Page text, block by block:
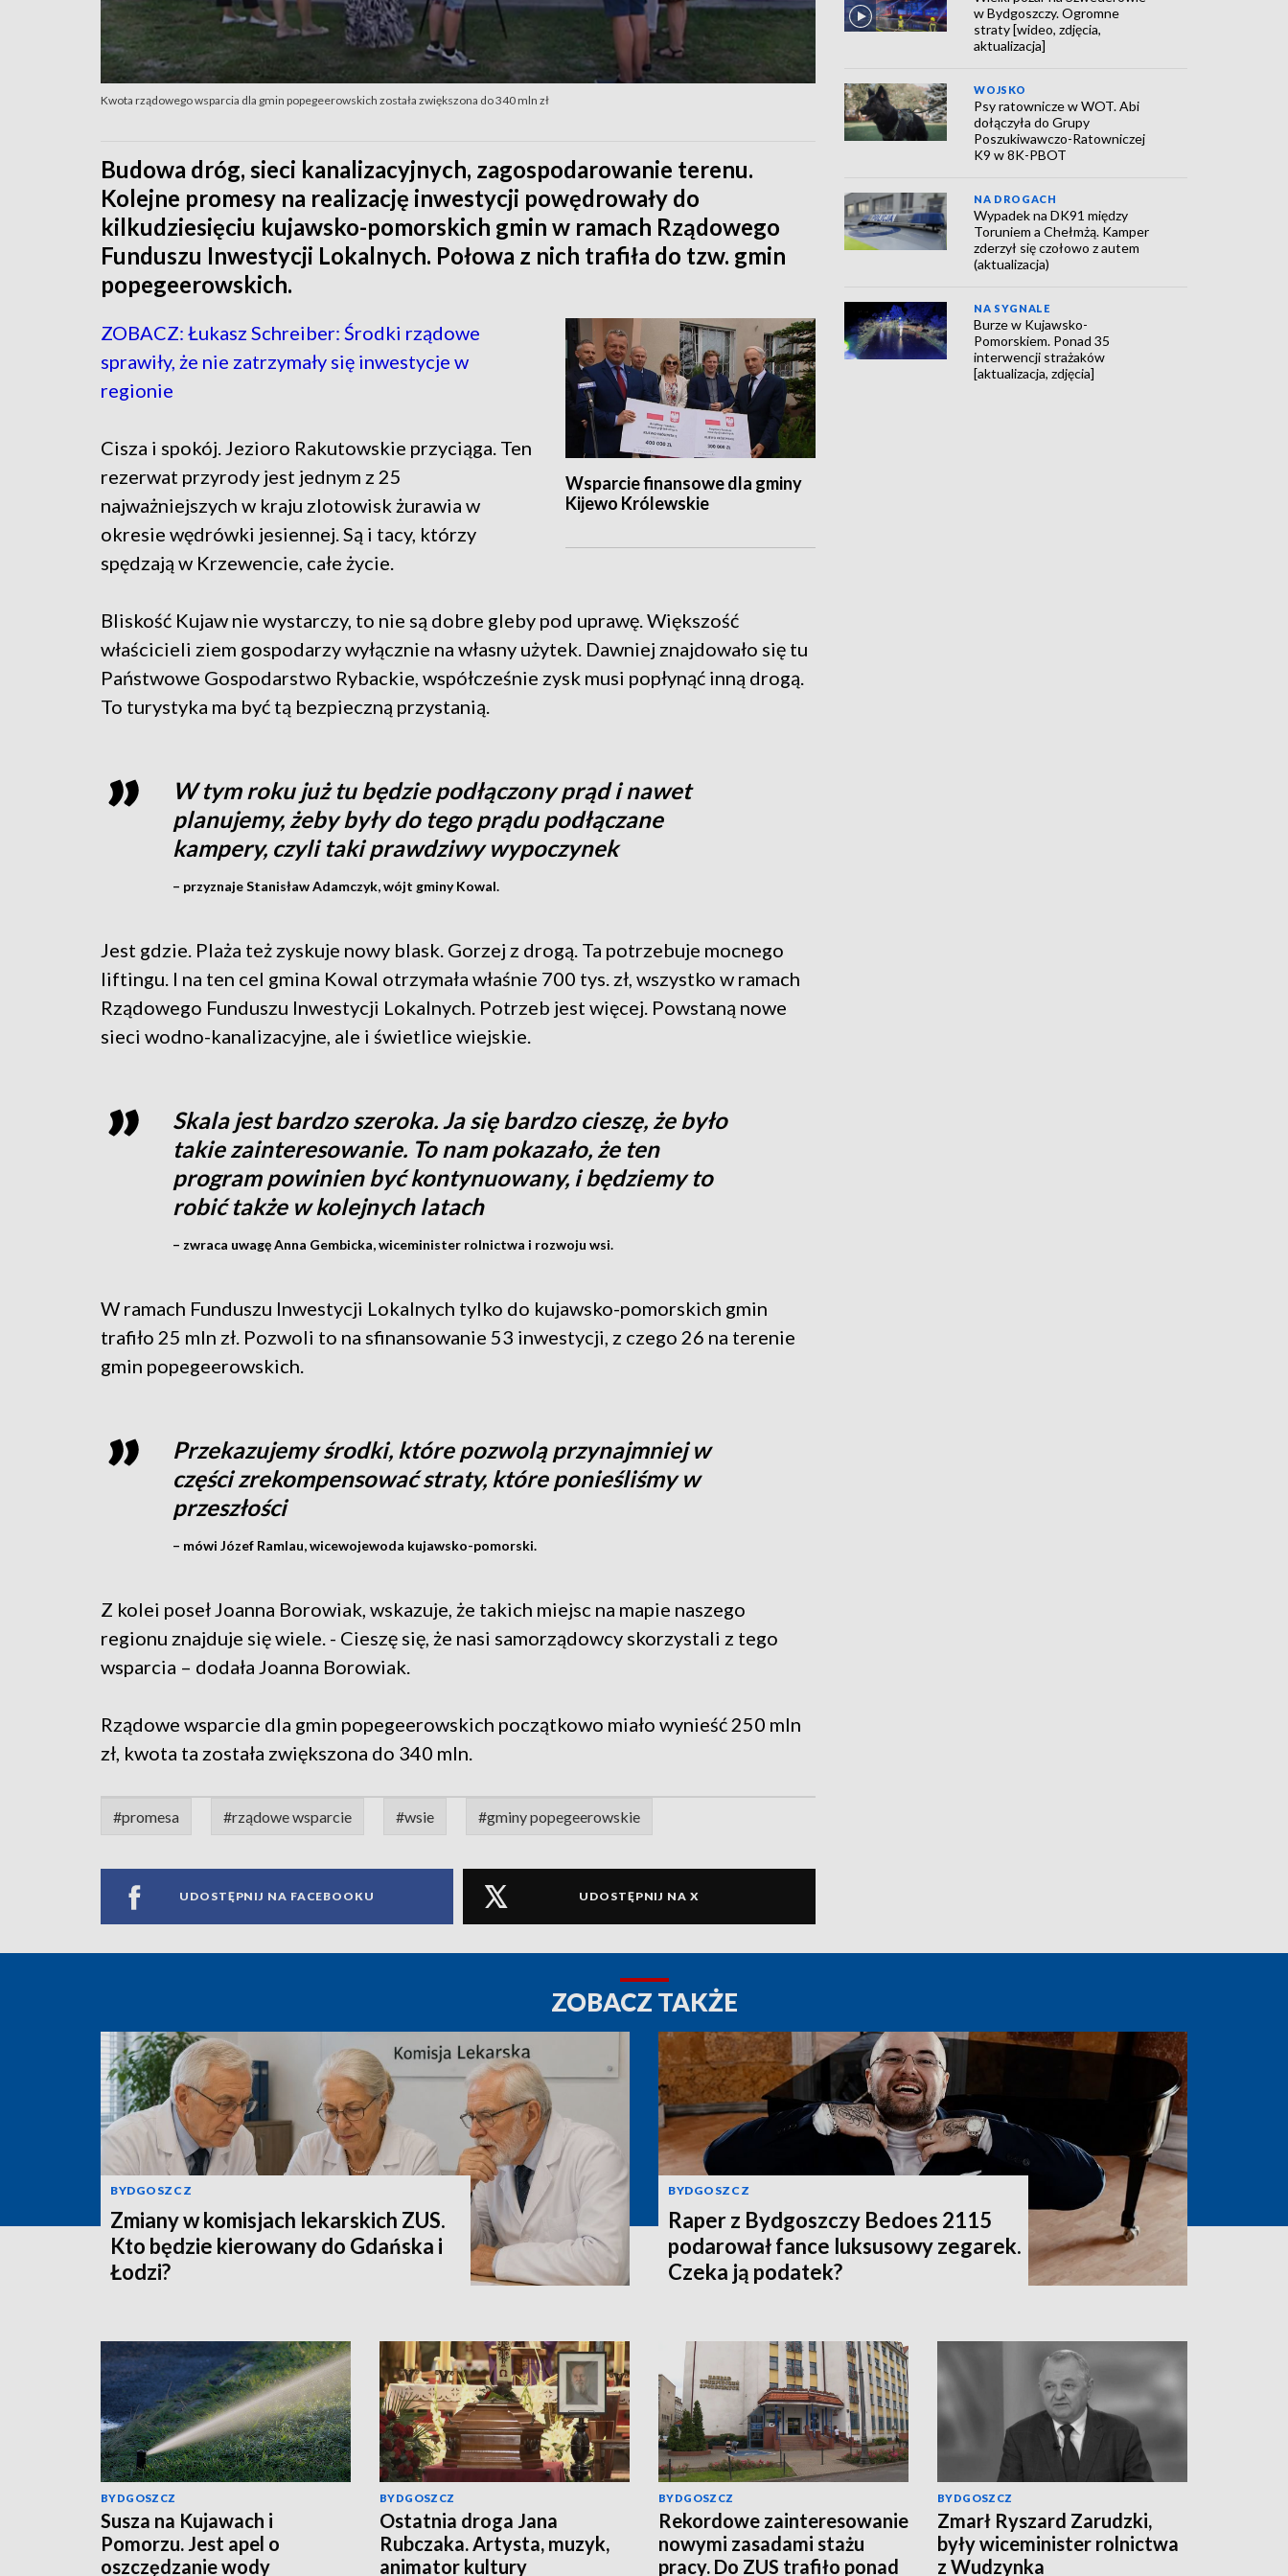
Kwota rządowego wsparcia dla gmin popegeerowskich została zwiększona do 340 mln zł
Budowa dróg, sieci kanalizacyjnych, zagospodarowanie terenu.
Kolejne promesy na realizację inwestycji powędrowały do
kilkudziesięciu kujawsko-pomorskich gmin w ramach Rządowego
Funduszu Inwestycji Lokalnych. Połowa z nich trafiła do tzw. gmin
popegeerowskich.
Wsparcie finansowe dla gminy
Kijewo Królewskie
ZOBACZ: Łukasz Schreiber: Środki rządowe
sprawiły, że nie zatrzymały się inwestycje w
regionie
Cisza i spokój. Jezioro Rakutowskie przyciąga. Ten
rezerwat przyrody jest jednym z 25
najważniejszych w kraju zlotowisk żurawia w
okresie wędrówki jesiennej. Są i tacy, którzy
spędzają w Krzewencie, całe życie.
Bliskość Kujaw nie wystarczy, to nie są dobre gleby pod uprawę. Większość
właścicieli ziem gospodarzy wyłącznie na własny użytek. Dawniej znajdowało się tu
Państwowe Gospodarstwo Rybackie, współcześnie zysk musi popłynąć inną drogą.
To turystyka ma być tą bezpieczną przystanią.
W tym roku już tu będzie podłączony prąd i nawet
planujemy, żeby były do tego prądu podłączane
kampery, czyli taki prawdziwy wypoczynek
– przyznaje Stanisław Adamczyk, wójt gminy Kowal.
Jest gdzie. Plaża też zyskuje nowy blask. Gorzej z drogą. Ta potrzebuje mocnego
liftingu. I na ten cel gmina Kowal otrzymała właśnie 700 tys. zł, wszystko w ramach
Rządowego Funduszu Inwestycji Lokalnych. Potrzeb jest więcej. Powstaną nowe
sieci wodno-kanalizacyjne, ale i świetlice wiejskie.
Skala jest bardzo szeroka. Ja się bardzo cieszę, że było
takie zainteresowanie. To nam pokazało, że ten
program powinien być kontynuowany, i będziemy to
robić także w kolejnych latach
– zwraca uwagę Anna Gembicka, wiceminister rolnictwa i rozwoju wsi.
W ramach Funduszu Inwestycji Lokalnych tylko do kujawsko-pomorskich gmin
trafiło 25 mln zł. Pozwoli to na sfinansowanie 53 inwestycji, z czego 26 na terenie
gmin popegeerowskich.
Przekazujemy środki, które pozwolą przynajmniej w
części zrekompensować straty, które ponieśliśmy w
przeszłości
– mówi Józef Ramlau, wicewojewoda kujawsko-pomorski.
Z kolei poseł Joanna Borowiak, wskazuje, że takich miejsc na mapie naszego
regionu znajduje się wiele. - Cieszę się, że nasi samorządowcy skorzystali z tego
wsparcia – dodała Joanna Borowiak.
Rządowe wsparcie dla gmin popegeerowskich początkowo miało wynieść 250 mln
zł, kwota ta została zwiększona do 340 mln.
#promesa #rządowe wsparcie #wsie #gminy popegeerowskie
UDOSTĘPNIJ NA FACEBOOKU UDOSTĘPNIJ NA X
w Bydgoszczy. Ogromne
straty [wideo, zdjęcia,
aktualizacja]
WOJSKO
Psy ratownicze w WOT. Abi
dołączyła do Grupy
Poszukiwawczo-Ratowniczej
K9 w 8K-PBOT
NA DROGACH
Wypadek na DK91 między
Toruniem a Chełmżą. Kamper
zderzył się czołowo z autem
(aktualizacja)
NA SYGNALE
Burze w Kujawsko-
Pomorskiem. Ponad 35
interwencji strażaków
[aktualizacja, zdjęcia]
ZOBACZ TAKŻE
BYDGOSZCZ
Zmiany w komisjach lekarskich ZUS.
Kto będzie kierowany do Gdańska i
Łodzi?
BYDGOSZCZ
Raper z Bydgoszczy Bedoes 2115
podarował fance luksusowy zegarek.
Czeka ją podatek?
BYDGOSZCZ
Susza na Kujawach i
Pomorzu. Jest apel o
oszczędzanie wody
BYDGOSZCZ
Ostatnia droga Jana
Rubczaka. Artysta, muzyk,
animator kultury
BYDGOSZCZ
Rekordowe zainteresowanie
nowymi zasadami stażu
pracy. Do ZUS trafiło ponad
BYDGOSZCZ
Zmarł Ryszard Zarudzki,
były wiceminister rolnictwa
z Wudzynka